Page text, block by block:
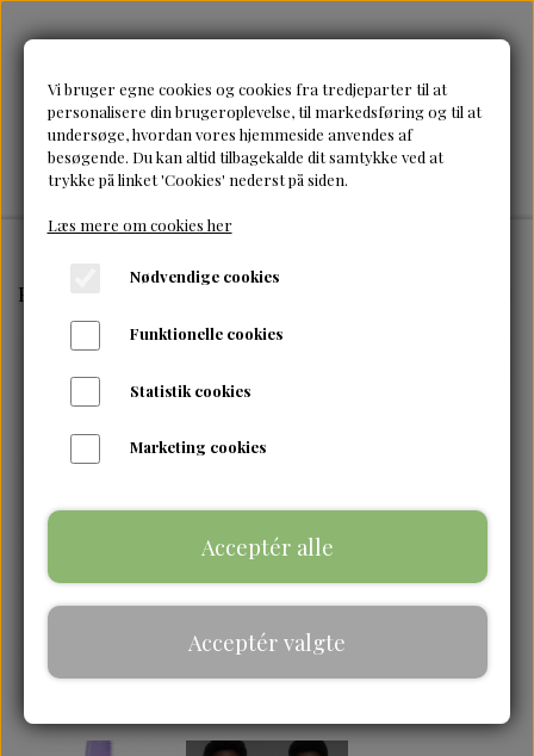
Forside Tangle Teezer
Vi bruger egne cookies og cookies fra tredjeparter til at
personalisere din brugeroplevelse, til markedsføring og til at
undersøge, hvordan vores hjemmeside anvendes af
besøgende. Du kan altid tilbagekalde dit samtykke ved at
trykke på linket 'Cookies' nederst på siden.
Læs mere om cookies her
Nødvendige cookies
Funktionelle cookies
Statistik cookies
Marketing cookies
Acceptér alle
Acceptér valgte